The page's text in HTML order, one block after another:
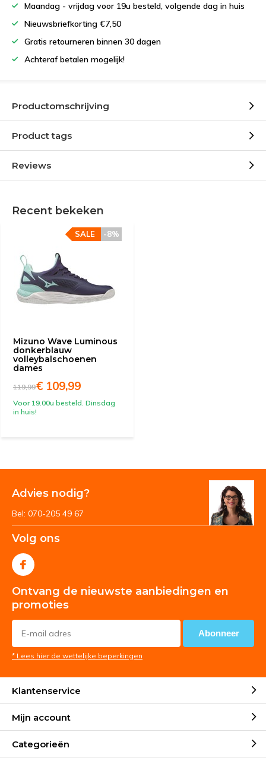
Maandag - vrijdag voor 19u besteld, volgende dag in huis
Nieuwsbriefkorting €7,50
Gratis retourneren binnen 30 dagen
Achteraf betalen mogelijk!
Productomschrijving
Product tags
Reviews
Recent bekeken
Mizuno Wave Luminous
donkerblauw
volleybalschoenen
dames
-8%
SALE
119,99€ 109,99
Voor 19.00u besteld. Dinsdag
in huis!
Advies nodig?
Bel: 070-205 49 67
Volg ons
Ontvang de nieuwste aanbiedingen en
promoties
Abonneer
* Lees hier de wettelijke beperkingen
Klantenservice
Mijn account
Categorieën